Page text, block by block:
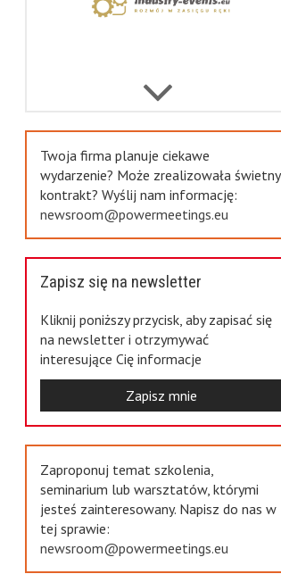
Twoja firma planuje ciekawe
wydarzenie? Może zrealizowała świetny
kontrakt? Wyślij nam informację:
newsroom@powermeetings.eu
Zapisz się na newsletter
Kliknij poniższy przycisk, aby zapisać się
na newsletter i otrzymywać
interesujące Cię informacje
Zapisz mnie
Zaproponuj temat szkolenia,
seminarium lub warsztatów, którymi
jesteś zainteresowany. Napisz do nas w
tej sprawie:
newsroom@powermeetings.eu